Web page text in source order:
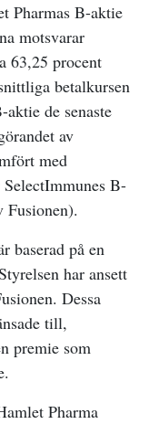
Pharmas B-aktie
motsvarar
63,25 procent
betalkursen
de senaste
av
med
B-
Fusionen).
baserad på en
har ansett
Dessa
till,
premie som
Pharma